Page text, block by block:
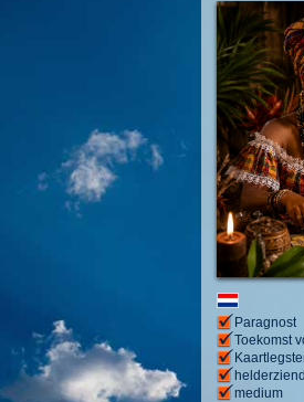
Paragnost
Toekomst
medium